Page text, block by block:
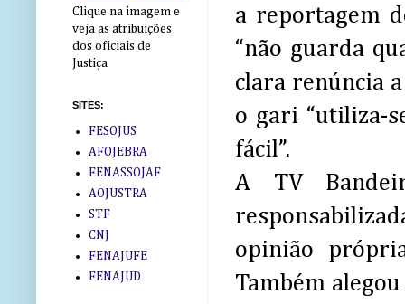
a reportagem
“não guarda
clara renúncia
o gari “utiliza-
fácil”.
A TV
opinião
Também
Clique na imagem e
veja as atribuições
dos oficiais de
Justiça
SITES:
FESOJUS
AFOJEBRA
FENASSOJAF
AOJUSTRA
STF
CNJ
FENAJUFE
FENAJUD